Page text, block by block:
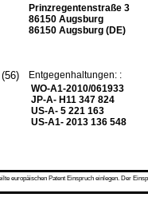
Prinzregentenstraße 3
86150 Augsburg
86150 Augsburg (DE)
(56)
Entgegenhaltungen: :
WO-A1-2010/061933
JP-A- H11 347 824
US-A- 5 221 163
US-A1- 2013 136 548
europäischen Patent Einspruch einlegen. Der